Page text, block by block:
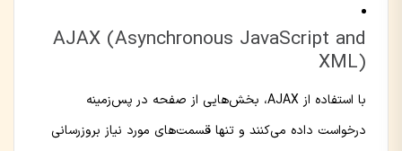
AJAX (Asynchronous JavaScript and
XML)
با استفاده از AJAX، بخش‌هایی از صفحه در پس‌زمینه
درخواست‌ داده می‌کنند و تنها قسمت‌های مورد نیاز بروزرسانی